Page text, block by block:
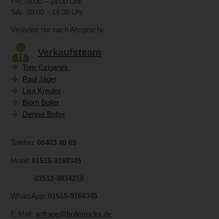
SA: 09:00 – 14:30 Uhr
Verladen nur nach Absprache
Verkaufsteam
Tom Cziganek
Paul Jäger
Lisa Kreuter
Björn Boller
Denise Boller
Telefon: 06403 40 65
Mobil: 01515-9168345
01512-9834219
WhatsApp: 01515-9168345
E-Mail: anfrage@bollerrocks.de